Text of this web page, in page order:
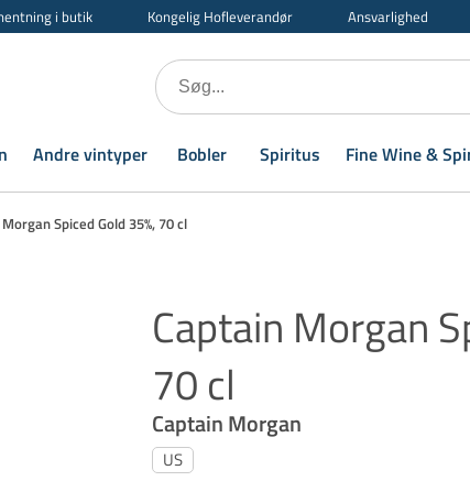
i butik Kongelig Hofleverandør Ansvarlighed
Andre vintyper Bobler Spiritus Fine Wine &
Spiced Gold 35%, 70 cl
Captain Morgan
70 cl
Captain Morgan
US